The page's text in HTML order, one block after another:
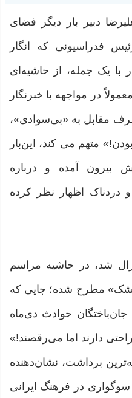
علیرضا دبیر بار دیگر فضای
فدراسیونی که انگار
یک جمله، از حاشیه‌ای
در مواجهه با خبرنگار
مقابل به «بی‌سوادی»،
متهم می کند، این‌بار
آمده و درباره
اظهار نظر کرده
شد، در حاشیه مراسم
تشک» مطرح شده؛ جایی که
حوادث دی‌ماه
ناراحتی دارند اما می‌رقصند!»
برداشت، نشان‌دهنده
سوگواری در فرهنگ ایرانی